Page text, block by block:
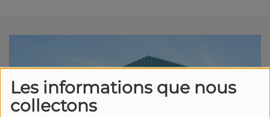
Les informations que nous
collectons